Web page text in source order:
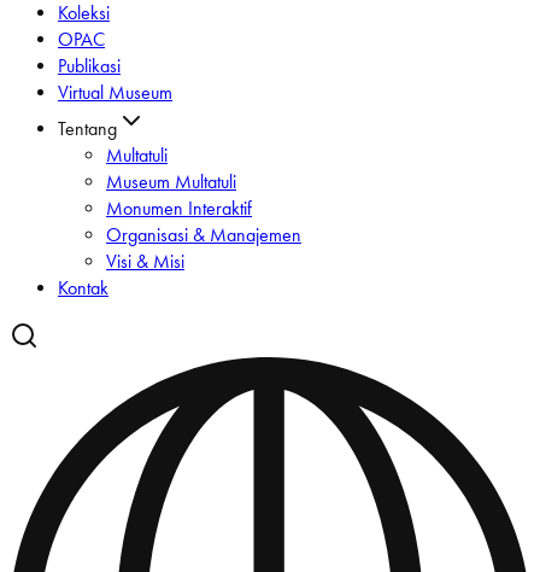
Koleksi
OPAC
Publikasi
Virtual Museum
Tentang
Multatuli
Museum Multatuli
Monumen Interaktif
Organisasi & Manajemen
Visi & Misi
Kontak